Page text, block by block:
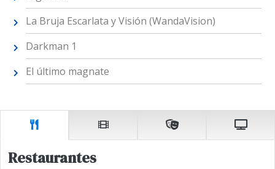
La Bruja Escarlata y Visión (WandaVision)
Darkman 1
El último magnate
Restaurantes